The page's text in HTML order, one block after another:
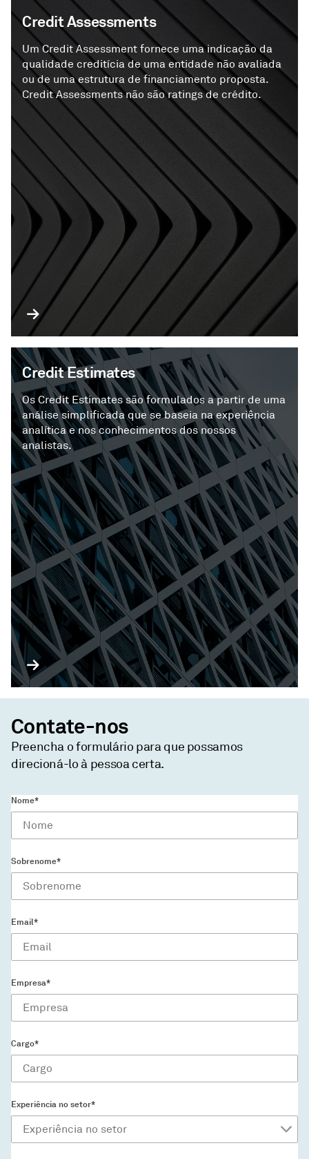
Credit Assessments
Um Credit Assessment fornece uma indicação da
qualidade creditícia de uma entidade não avaliada
ou de uma estrutura de financiamento proposta.
Credit Assessments não são ratings de crédito.
Credit Estimates
Os Credit Estimates são formulados a partir de uma
análise simplificada que se baseia na experiência
analítica e nos conhecimentos dos nossos
analistas.
Contate-nos
Preencha o formulário para que possamos
direcioná-lo à pessoa certa.
Nome*
Sobrenome*
Email*
Empresa*
Cargo*
Experiência no setor*